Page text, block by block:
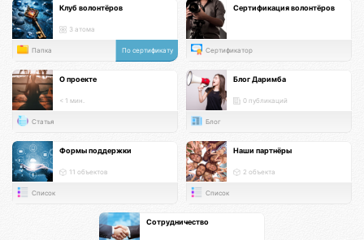
Клуб волонтёров
3 атома
Папка По сертификату
Сертификация волонтёров
Сертификатор
О проекте
< 1 мин.
Статья
Блог Даримба
0 публикаций
Блог
Формы поддержки
11 объектов
Список
Наши партнёры
2 объекта
Список
Сотрудничество